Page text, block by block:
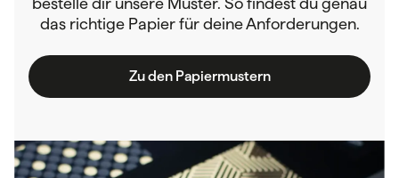
das richtige Papier für deine Anforderungen.
Zu den Papiermustern